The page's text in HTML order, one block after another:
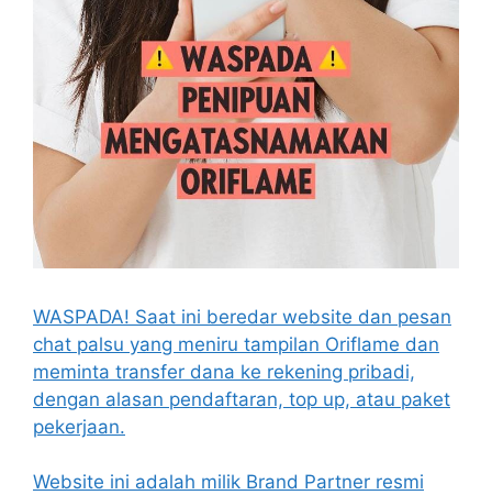
WASPADA! Saat ini beredar website dan pesan
chat palsu yang meniru tampilan Oriflame dan
meminta transfer dana ke rekening pribadi,
dengan alasan pendaftaran, top up, atau paket
pekerjaan.
Website ini adalah milik Brand Partner resmi